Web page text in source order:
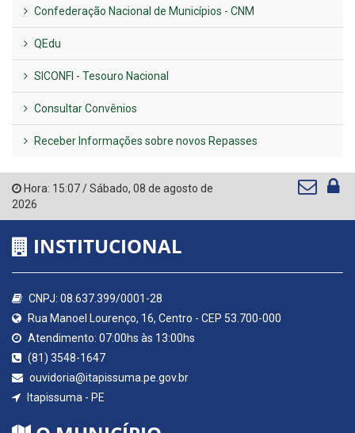
Confederação Nacional de Municípios - CNM
QEdu
SICONFI - Tesouro Nacional
Consultar Convênios
Receber Informações sobre novos Repasses
Hora: 15:07/Sábado, 08 de agosto de
2026
INSTITUCIONAL
CNPJ: 08.637.399/0001-28
Rua Manoel Lourenço, 16, Centro - CEP 53.700-000
Atendimento: 07:00hs às 13:00hs
(81) 3548-1647
ouvidoria@itapissuma.pe.gov.br
Itapissuma - PE